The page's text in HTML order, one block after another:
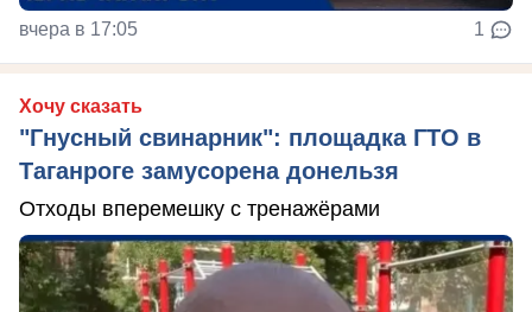
вчера в 17:05 1
Хочу сказать
"Гнусный свинарник": площадка ГТО в
Таганроге замусорена донельзя
Отходы вперемешку с тренажёрами